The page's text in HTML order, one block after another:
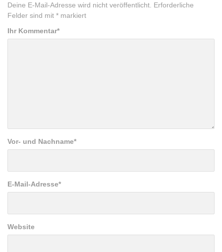
Deine E-Mail-Adresse wird nicht veröffentlicht. Erforderliche
Felder sind mit * markiert
Ihr Kommentar*
Vor- und Nachname*
E-Mail-Adresse*
Website